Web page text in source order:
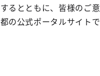
するとともに、皆様のご
都の公式ポータルサイトで